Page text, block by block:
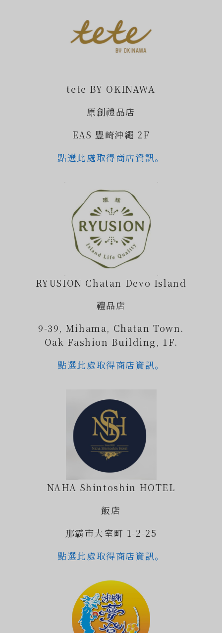
tete BY OKINAWA
原創禮品店
EAS 豐崎沖繩 2F
點選此處取得商店資訊。
RYUSION Chatan Devo Island
禮品店
9-39, Mihama, Chatan Town.
Oak Fashion Building, 1F.
點選此處取得商店資訊。
NAHA Shintoshin HOTEL
飯店
那霸市大室町 1-2-25
點選此處取得商店資訊。